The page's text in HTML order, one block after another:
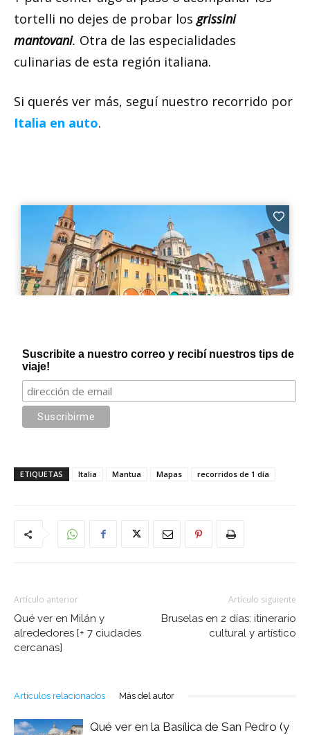
tortelli no dejes de probar losgrissini
mantovani. Otra de las especialidades
culinarias de esta región italiana.
Si querés ver más, seguí nuestro recorrido por
Italia en auto.
Suscribite a nuestro correo y recibí nuestros tips de
viaje!
ETIQUETAS Italia Mantua Mapas recorridos de 1 día
Artículo anterior
Qué ver en Milán y
alrededores [+ 7 ciudades
cercanas]
Artículo siguiente
Bruselas en 2 días: itinerario
cultural y artístico
Artículos relacionados Más del autor
Qué ver en la Basílica de San Pedro (y